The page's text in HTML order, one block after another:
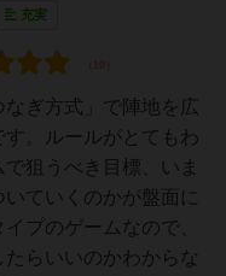
充実
ぎ方式」で陣地を広
。ルールがとてもわ
狙うべき目標、いま
ていくのかが盤面に
プのゲームなので、
らいいのかわからな